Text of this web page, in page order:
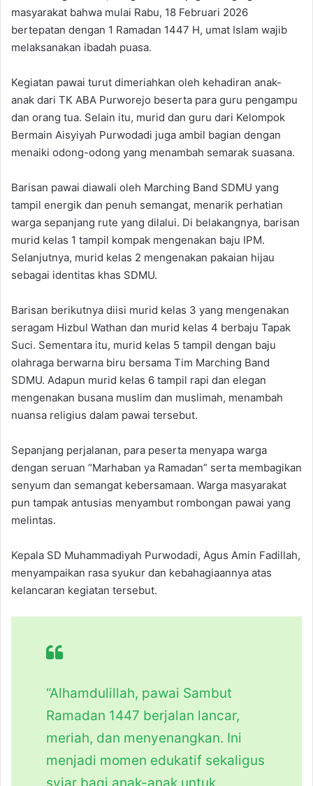
masyarakat bahwa mulai Rabu, 18 Februari 2026
bertepatan dengan 1 Ramadan 1447 H, umat Islam wajib
melaksanakan ibadah puasa.
Kegiatan pawai turut dimeriahkan oleh kehadiran anak-
anak dari TK ABA Purworejo beserta para guru pengampu
dan orang tua. Selain itu, murid dan guru dari Kelompok
Bermain Aisyiyah Purwodadi juga ambil bagian dengan
menaiki odong-odong yang menambah semarak suasana.
Barisan pawai diawali oleh Marching Band SDMU yang
tampil energik dan penuh semangat, menarik perhatian
warga sepanjang rute yang dilalui. Di belakangnya, barisan
murid kelas 1 tampil kompak mengenakan baju IPM.
Selanjutnya, murid kelas 2 mengenakan pakaian hijau
sebagai identitas khas SDMU.
Barisan berikutnya diisi murid kelas 3 yang mengenakan
seragam Hizbul Wathan dan murid kelas 4 berbaju Tapak
Suci. Sementara itu, murid kelas 5 tampil dengan baju
olahraga berwarna biru bersama Tim Marching Band
SDMU. Adapun murid kelas 6 tampil rapi dan elegan
mengenakan busana muslim dan muslimah, menambah
nuansa religius dalam pawai tersebut.
Sepanjang perjalanan, para peserta menyapa warga
dengan seruan “Marhaban ya Ramadan” serta membagikan
senyum dan semangat kebersamaan. Warga masyarakat
pun tampak antusias menyambut rombongan pawai yang
melintas.
Kepala SD Muhammadiyah Purwodadi, Agus Amin Fadillah,
menyampaikan rasa syukur dan kebahagiaannya atas
kelancaran kegiatan tersebut.
“Alhamdulillah, pawai Sambut
Ramadan 1447 berjalan lancar,
meriah, dan menyenangkan. Ini
menjadi momen edukatif sekaligus